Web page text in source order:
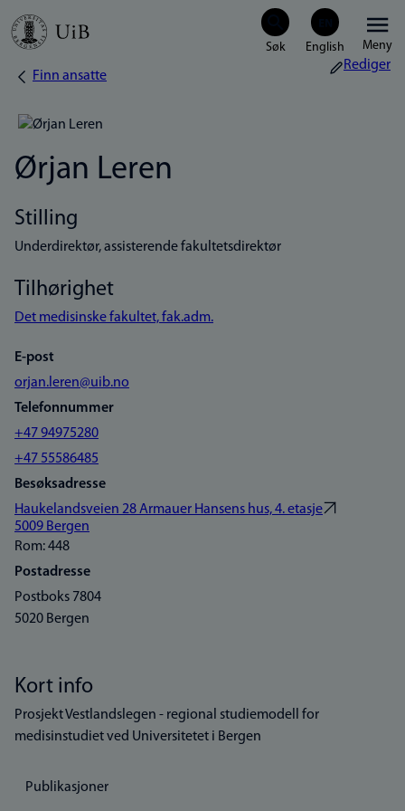
Hopp
Meny
Navigasjonssti
Finn ansatte
Rediger
Ørjan Leren
Stilling
Underdirektør, assisterende fakultetsdirektør
Tilhørighet
Det medisinske fakultet, fak.adm.
E-post
orjan.leren@uib.no
Telefonnummer
+47 94975280
+47 55586485
Besøksadresse
Haukelandsveien 28 Armauer Hansens hus, 4. etasje
5009 Bergen
Rom: 448
Postadresse
Postboks 7804
5020 Bergen
Kort info
Prosjekt Vestlandslegen - regional studiemodell for
medisinstudiet ved Universitetet i Bergen
Publikasjoner